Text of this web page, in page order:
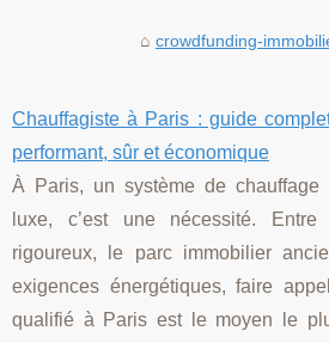
crowdfunding-
Chauffagiste à Paris : guide
performant, sûr et économique
À Paris, un système de chauffage
luxe, c’est une nécessité.
rigoureux, le parc immobilier
exigences énergétiques, faire
qualifié à Paris est le moyen le